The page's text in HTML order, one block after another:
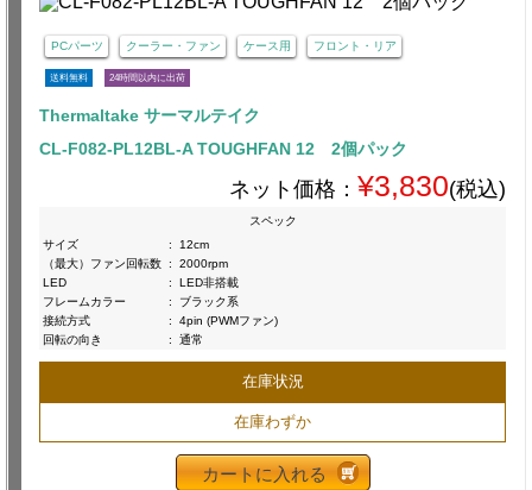
PCパーツ クーラー・ファン ケース用 フロント・リア
送料無料 24時間以内に出荷
Thermaltake サーマルテイク
CL-F082-PL12BL-A TOUGHFAN 12 2個パック
ネット価格： ¥3,830(税込)
スペック
サイズ
:
12cm
（最大）ファン回転数 :
2000rpm
LED
:
LED非搭載
フレームカラー
:
ブラック系
接続方式
:
4pin (PWMファン)
回転の向き
: 通常
在庫状況
在庫わずか
カートに入れる